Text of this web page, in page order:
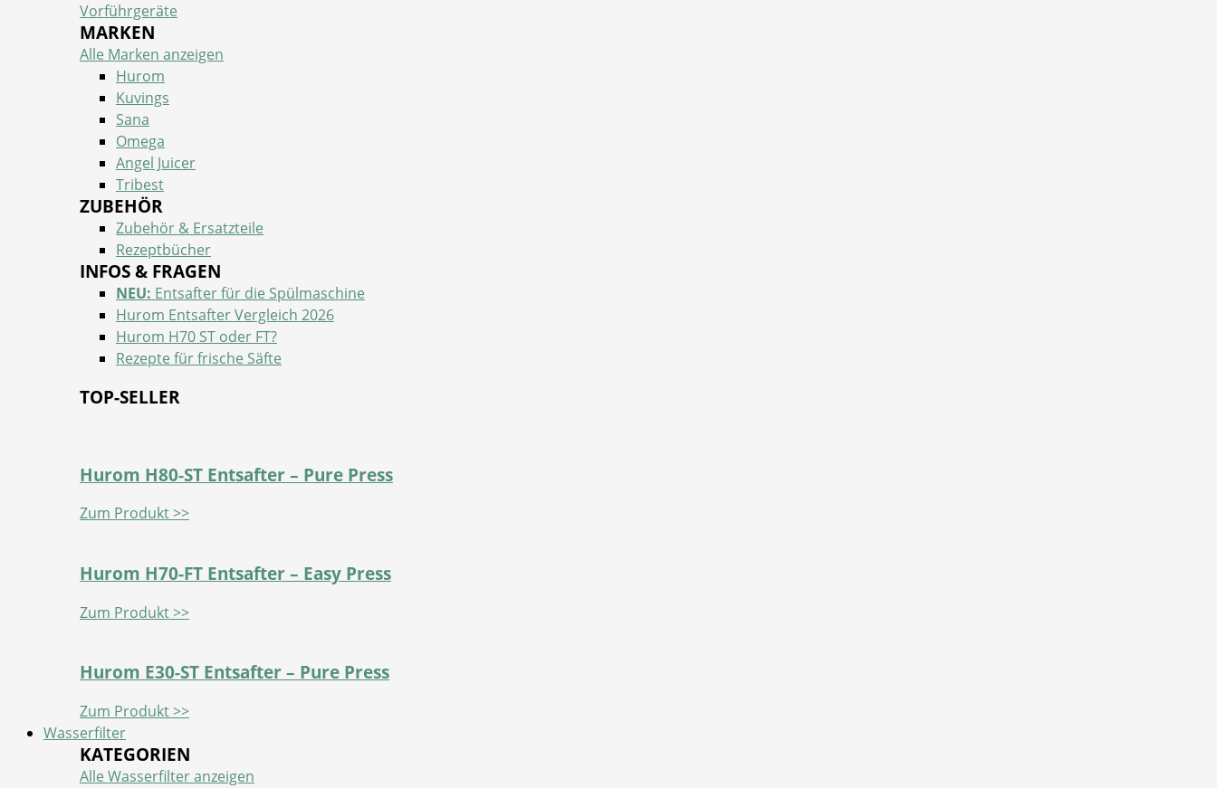
Vorführgeräte
MARKEN
Alle Marken anzeigen
Hurom
Kuvings
Sana
Omega
Angel Juicer
Tribest
ZUBEHÖR
Zubehör & Ersatzteile
Rezeptbücher
INFOS & FRAGEN
NEU: Entsafter für die Spülmaschine
Hurom Entsafter Vergleich 2026
Hurom H70 ST oder FT?
Rezepte für frische Säfte
TOP-SELLER
Hurom H80-ST Entsafter – Pure Press
Zum Produkt >>
Hurom H70-FT Entsafter – Easy Press
Zum Produkt >>
Hurom E30-ST Entsafter – Pure Press
Zum Produkt >>
Wasserfilter
KATEGORIEN
Alle Wasserfilter anzeigen